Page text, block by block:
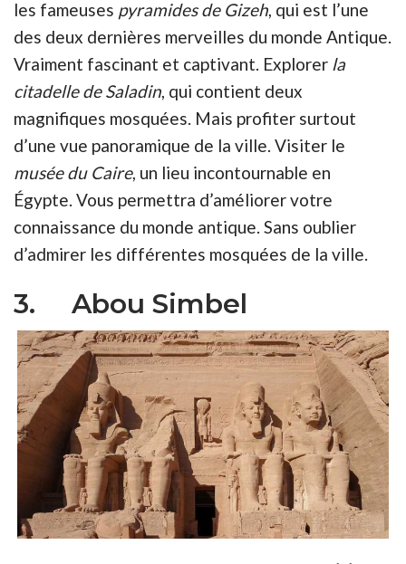
les fameuses pyramides de Gizeh , qui est l’une
des deux dernières merveilles du monde Antique.
Vraiment fascinant et captivant. Explorer la
citadelle de Saladin , qui contient deux
magnifiques mosquées. Mais profiter surtout
d’une vue panoramique de la ville. Visiter le
musée du Caire, un lieu incontournable en
Égypte. Vous permettra d’améliorer votre
connaissance du monde antique. Sans oublier
d’admirer les différentes mosquées de la ville.
3. Abou Simbel